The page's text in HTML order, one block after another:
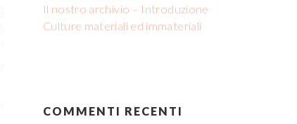
Il nostro archivio – Introduzione
Culture materiali ed immateriali
COMMENTI RECENTI